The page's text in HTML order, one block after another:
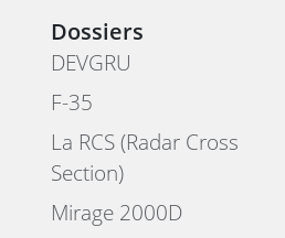
Dossiers
DEVGRU
F-35
La RCS (Radar Cross
Section)
Mirage 2000D